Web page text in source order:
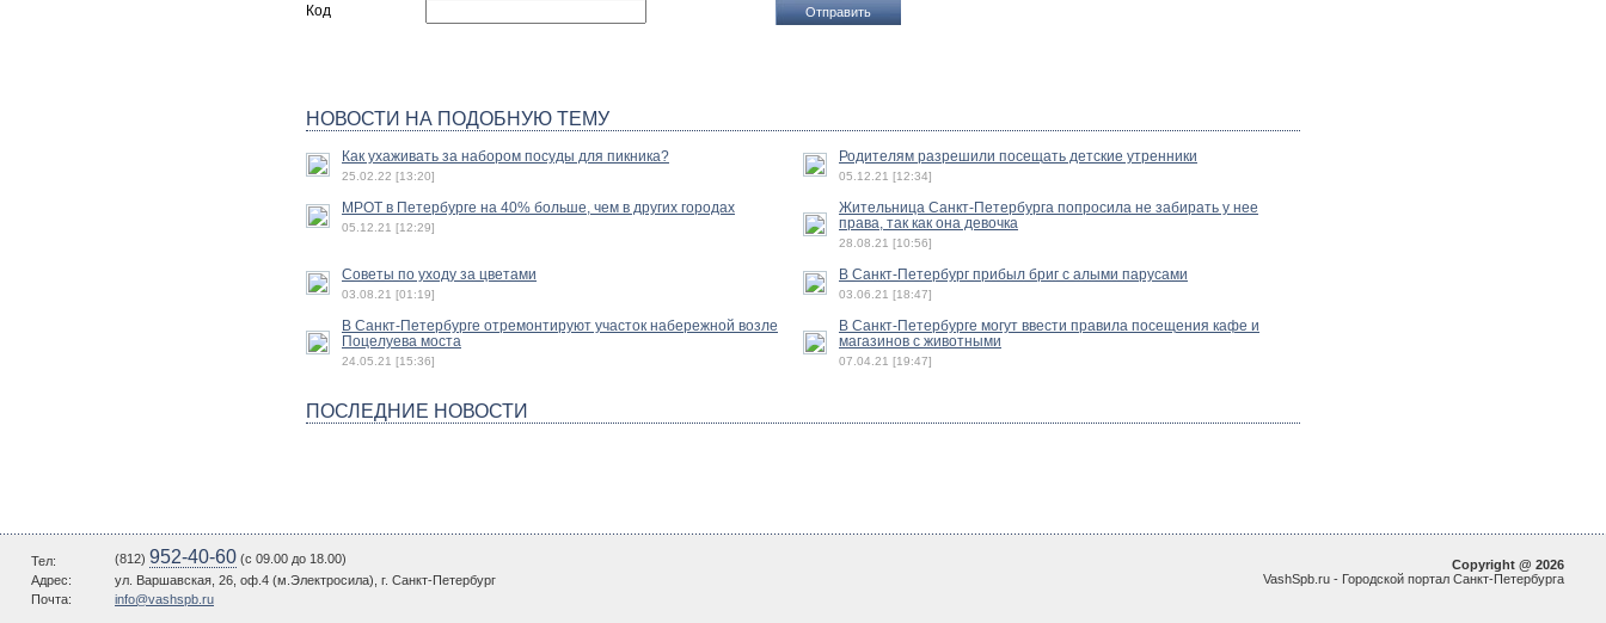
Код
НОВОСТИ НА ПОДОБНУЮ ТЕМУ
Как ухаживать за набором посуды для пикника?
25.02.22 [13:20]
Родителям разрешили посещать детские утренники
05.12.21 [12:34]
МРОТ в Петербурге на 40% больше, чем в других городах
05.12.21 [12:29]
Жительница Санкт-Петербурга попросила не забирать у нее
права, так как она девочка
28.08.21 [10:56]
Советы по уходу за цветами
03.08.21 [01:19]
В Санкт-Петербург прибыл бриг с алыми парусами
03.06.21 [18:47]
В Санкт-Петербурге отремонтируют участок набережной возле
Поцелуева моста
24.05.21 [15:36]
В Санкт-Петербурге могут ввести правила посещения кафе и
магазинов с животными
07.04.21 [19:47]
ПОСЛЕДНИЕ НОВОСТИ
Тел: (812) 952-40-60 (c 09.00 до 18.00)
Адрес:
ул. Варшавская, 26, оф.4 (м.Электросила), г. Санкт-Петербург
Почта:
info@vashspb.ru
Copyright @ 2026
VashSpb.ru - Городской портал Санкт-Петербурга